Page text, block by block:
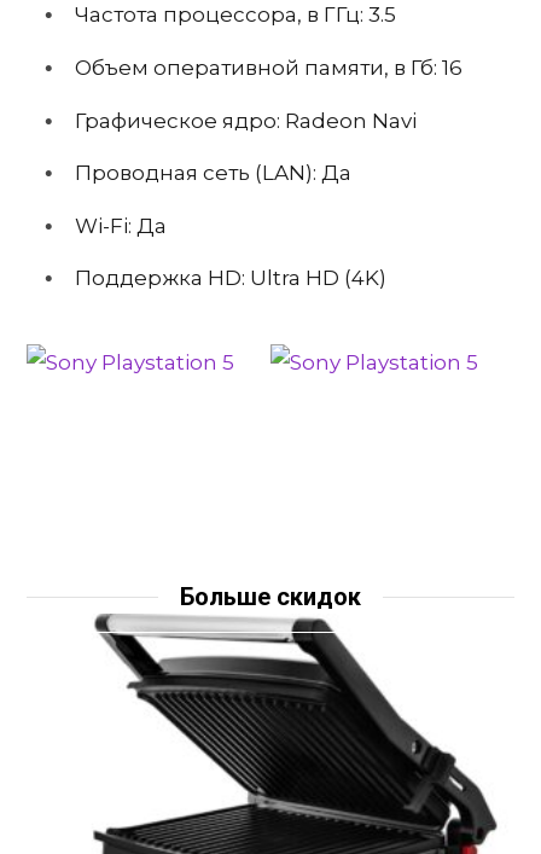
Частота процессора, в ГГц: 3.5
Объем оперативной памяти, в Гб: 16
Графическое ядро: Radeon Navi
Проводная сеть (LAN): Да
Wi-Fi: Да
Поддержка HD: Ultra HD (4K)
Больше скидок